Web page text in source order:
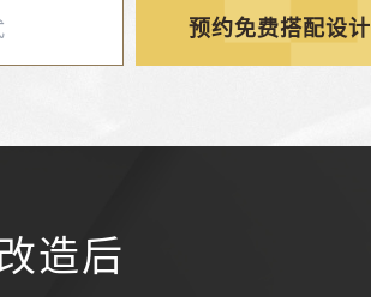
预约免费搭配设计
造后